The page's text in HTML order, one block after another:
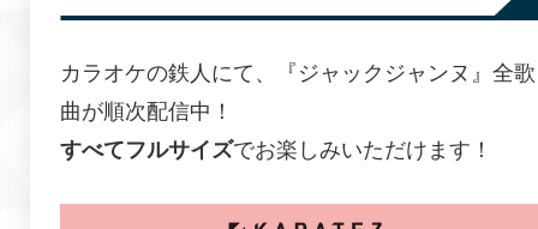
カラオケの鉄人にて、『ジャックジャンヌ』全歌
曲が順次配信中！
すべてフルサイズでお楽しみいただけます！